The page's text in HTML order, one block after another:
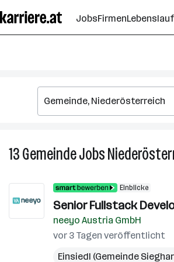
Seiteninhalt
springen
JobsFirmenLebenslauf
13GemeindeJobs
Einblicke
Senior Fullstack
neeyo Austria GmbH
vor 3 Tagen veröffentlicht
Einsiedl (Gemeinde